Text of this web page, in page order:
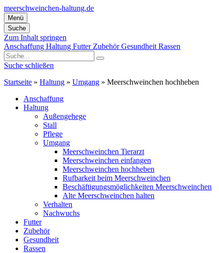
meerschweinchen-haltung.de
Menü
Suche
Zum Inhalt springen
Anschaffung Haltung Futter ZubehörGesundheit Rassen
Suche schließen
Startseite » Haltung » Umgang » Meerschweinchen hochheben
Anschaffung
Haltung
Außengehege
Stall
Pflege
Umgang
Meerschweinchen Tierarzt
Meerschweinchen einfangen
Meerschweinchen hochheben
Rufbarkeit beim Meerschweinchen
Beschäftigungsmöglichkeiten Meerschweinchen
Alte Meerschweinchen halten
Verhalten
Nachwuchs
Futter
Zubehör
Gesundheit
Rassen